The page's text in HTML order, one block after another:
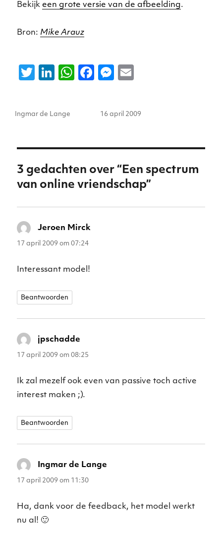
Bekijk een grote versie van de afbeelding.
Bron: Mike Arauz
T
te
Li
e
n
W
p
p
F
e
o
o
k
M
e
g
er
l
Auteur
Ingmar de Lange
Geplaatst
16 april 2009
3 gedachten over “Een spectrum
van online vriendschap”
Jeroen Mirck
17 april 2009 om 07:24
Interessant model!
Beantwoorden
jpschadde
17 april 2009 om 08:25
Ik zal mezelf ook even van passive toch active
interest maken ;).
Beantwoorden
Ingmar de Lange
17 april 2009 om 11:30
Ha, dank voor de feedback, het model werkt
nu al! 🙂